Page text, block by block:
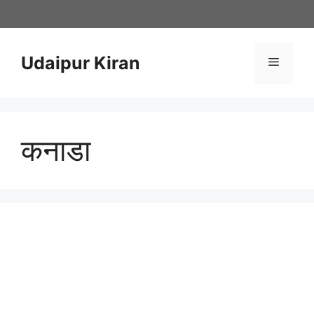
to
Udaipur Kiran Menu
कनाडा